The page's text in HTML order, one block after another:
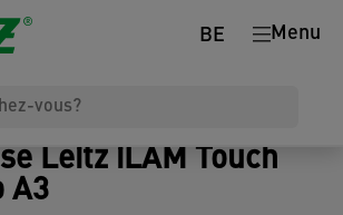
Menu
BE
Leitz iLAM Touch
A3